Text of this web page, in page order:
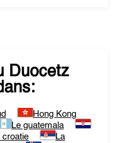
Duocetz
Hong Kong
Le guatemala
croatie
La